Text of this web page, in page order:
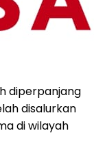
diperpanjang
disalurkan
di wilayah